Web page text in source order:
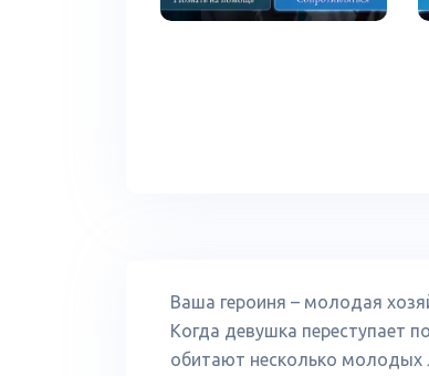
Ваша героиня – молодая
Когда девушка переступает
обитают несколько молодых